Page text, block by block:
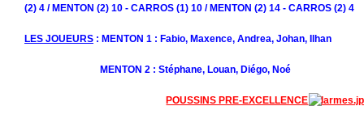
(2) 4 / MENTON (2) 10 - CARROS (1) 10 / MENTON (2) 14 - CARROS (2) 4
LES JOUEURS : MENTON 1 : Fabio, Maxence, Andrea, Johan, Ilhan
MENTON 2 : Stéphane, Louan, Diégo, Noé
POUSSINS PRE-EXCELLENCE